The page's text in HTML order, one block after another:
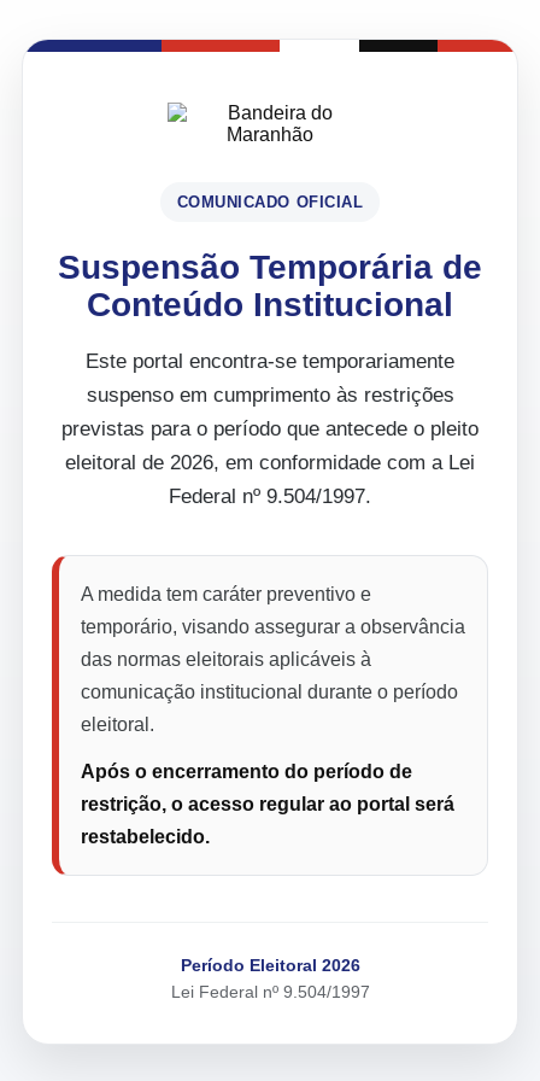
COMUNICADO OFICIAL
Suspensão Temporária de
Conteúdo Institucional
Este portal encontra-se temporariamente
suspenso em cumprimento às restrições
previstas para o período que antecede o pleito
eleitoral de 2026, em conformidade com a Lei
Federal nº 9.504/1997.
A medida tem caráter preventivo e
temporário, visando assegurar a observância
das normas eleitorais aplicáveis à
comunicação institucional durante o período
eleitoral.
Após o encerramento do período de
restrição, o acesso regular ao portal será
restabelecido.
Período Eleitoral 2026
Lei Federal nº 9.504/1997